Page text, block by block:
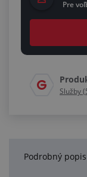
Pre
Služby
Podrobný popis